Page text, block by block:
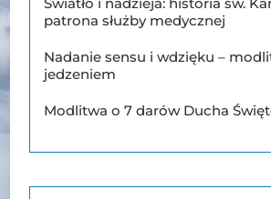
patrona służby medycznej
Nadanie sensu i wdzięku –
jedzeniem
Modlitwa o 7 darów Ducha